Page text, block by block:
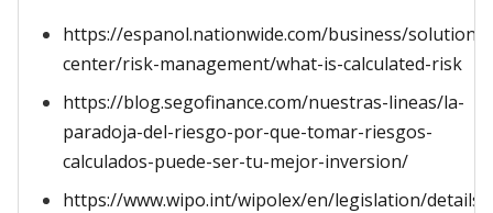
https://espanol.nationwide.com/business/solutions-
center/risk-management/what-is-calculated-risk
https://blog.segofinance.com/nuestras-lineas/la-
paradoja-del-riesgo-por-que-tomar-riesgos-
calculados-puede-ser-tu-mejor-inversion/
https://www.wipo.int/wipolex/en/legislation/details/